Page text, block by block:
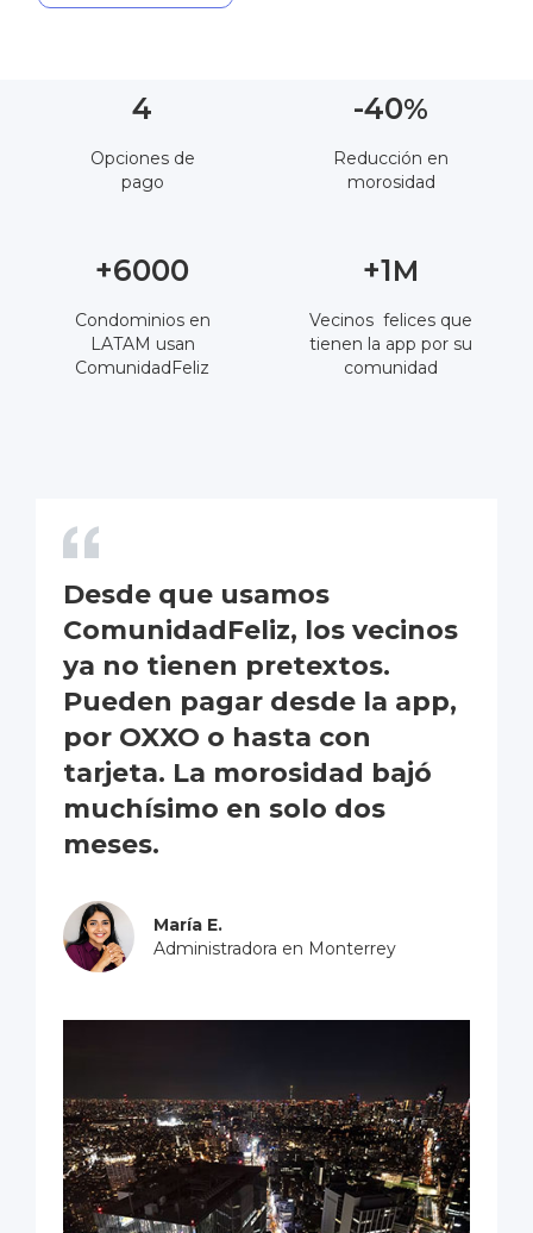
4
Opciones de
pago
-40%
Reducción en
morosidad
+6000
Condominios en
LATAM usan
ComunidadFeliz
+1M
Vecinos felices que
tienen la app por su
comunidad
Desde que usamos
ComunidadFeliz, los vecinos
ya no tienen pretextos.
Pueden pagar desde la app,
por OXXO o hasta con
tarjeta. La morosidad bajó
muchísimo en solo dos
meses.
María E.
Administradora en Monterrey